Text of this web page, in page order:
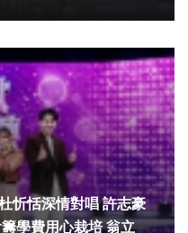
深情對唱 許志豪